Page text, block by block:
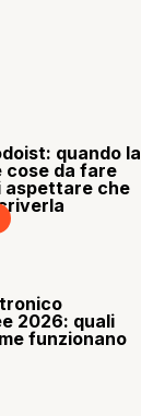
quando la
cose da fare
aspettare che
2026: quali
funzionano